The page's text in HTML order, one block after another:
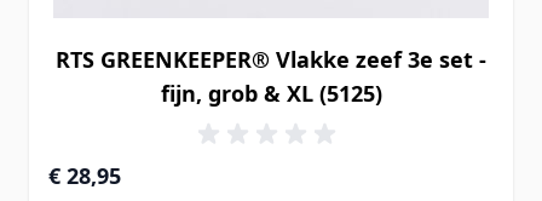
RTS GREENKEEPER® Vlakke zeef 3e set -
fijn, grob & XL (5125)
€ 28,95